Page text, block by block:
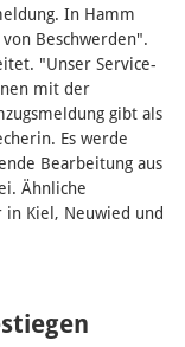
In Hamm
Beschwerden".
"Unser Service-
mit der
gibt als
Es werde
Bearbeitung aus
Ähnliche
in Kiel, Neuwied und